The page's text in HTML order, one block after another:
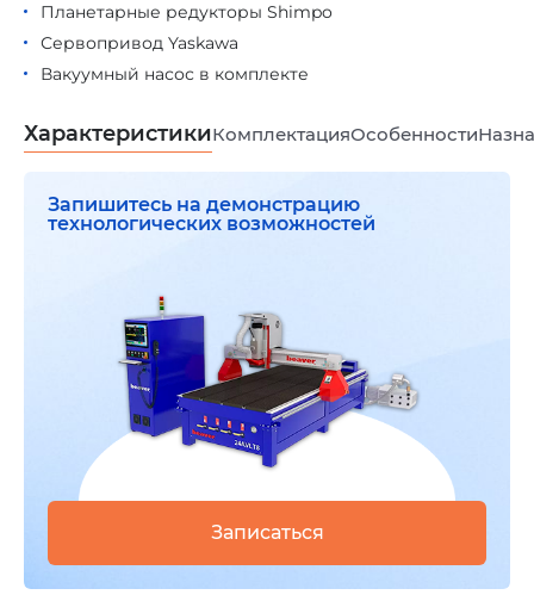
Планетарные редукторы Shimpo
Сервопривод Yaskawa
Вакуумный насос в комплекте
ХарактеристикиКомплектацияОсобенности
Запишитесь на демонстрацию
технологических возможностей
Записаться